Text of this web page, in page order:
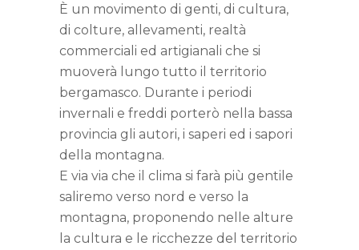
È un movimento di genti, di cultura,
di colture, allevamenti, realtà
commerciali ed artigianali che si
muoverà lungo tutto il territorio
bergamasco. Durante i periodi
invernali e freddi porterò nella bassa
provincia gli autori, i saperi ed i sapori
della montagna.
E via via che il clima si farà più gentile
saliremo verso nord e verso la
montagna, proponendo nelle alture
la cultura e le ricchezze del territorio